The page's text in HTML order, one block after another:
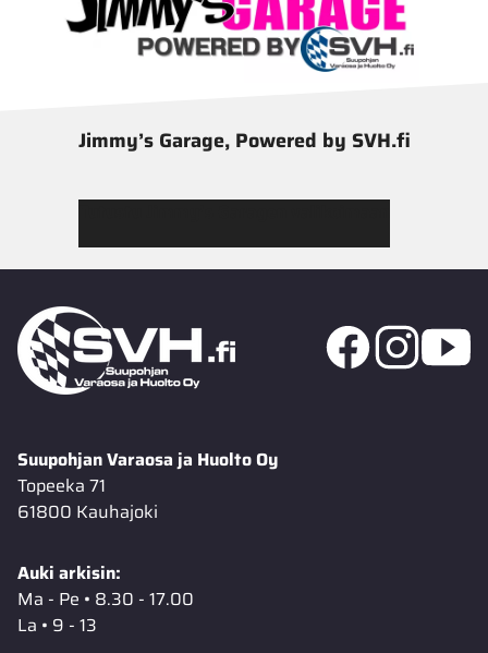
Jimmy’s Garage, Powered by SVH.fi
Suupohjan Varaosa ja Huolto Oy
Topeeka 71
61800 Kauhajoki
Auki arkisin:
Ma - Pe • 8.30 - 17.00
La • 9 - 13